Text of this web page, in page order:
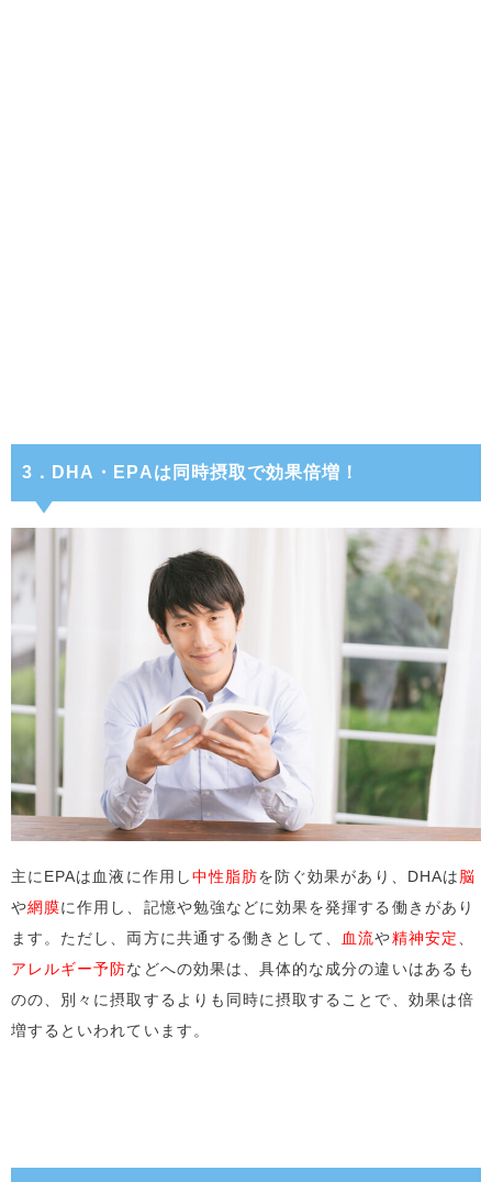
3．DHA・EPAは同時摂取で効果倍増！
主にEPAは血液に作用し中性脂肪を防ぐ効果があり、DHAは脳
や網膜に作用し、記憶や勉強などに効果を発揮する働きがあり
ます。ただし、両方に共通する働きとして、
血流や精神安定、
アレルギー予防などへの効果は、具体的な成分の違いはあるも
のの、別々に摂取するよりも同時に摂取することで、効果は倍
増するといわれています。